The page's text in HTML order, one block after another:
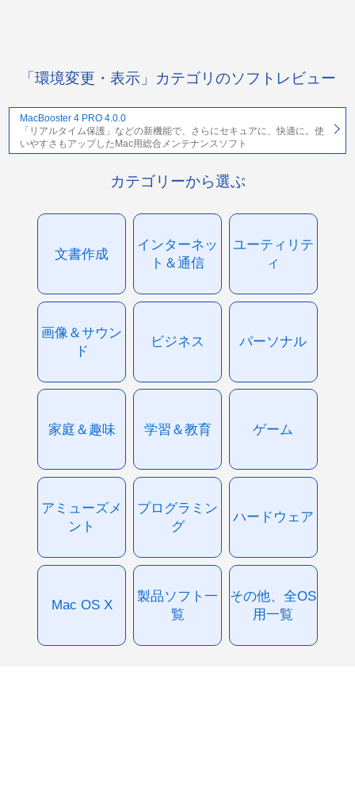
「環境変更・表示」カテゴリのソフトレビュー
MacBooster 4 PRO 4.0.0
「リアルタイム保護」などの新機能で、さらにセキュアに、快適に。使
いやすさもアップしたMac用総合メンテナンスソフト
カテゴリーから選ぶ
文書作成
インターネッ
ト＆通信
ユーティリテ
ィ
画像＆サウン
ド
ビジネス パーソナル
家庭＆趣味 学習＆教育 ゲーム
アミューズメ
ント
プログラミン
グ
ハードウェア
Mac OS X
製品ソフト一
覧
その他、全OS
用一覧